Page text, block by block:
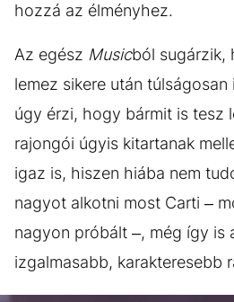
hozzá az élményhez.
Az egész Musicból sugárzik,
lemez sikere után
úgy érzi, hogy bármit is tesz
rajongói úgyis kitartanak
igaz is, hiszen hiába nem
nagyot alkotni most Carti –
nagyon próbált –, még így is
izgalmasabb, karakteresebb